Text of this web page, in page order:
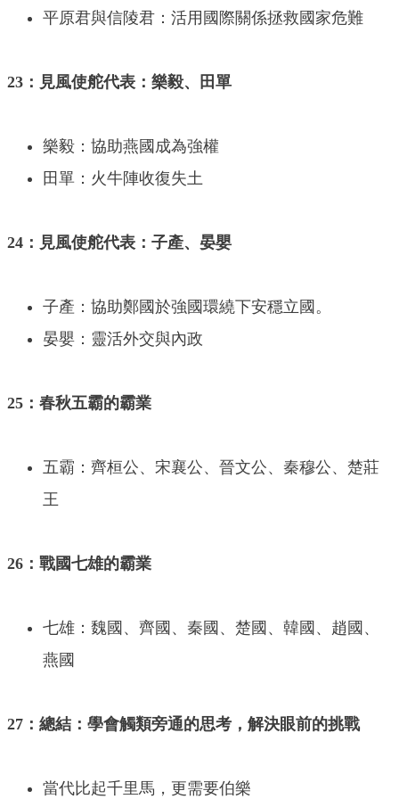
平原君與信陵君：活用國際關係拯救國家危難
23：見風使舵代表：樂毅、田單
樂毅：協助燕國成為強權
田單：火牛陣收復失土
24：見風使舵代表：子產、晏嬰
子產：協助鄭國於強國環繞下安穩立國。
晏嬰：靈活外交與內政
25：春秋五霸的霸業
五霸：齊桓公、宋襄公、晉文公、秦穆公、楚莊
王
26：戰國七雄的霸業
七雄：魏國、齊國、秦國、楚國、韓國、趙國、
燕國
27：總結：學會觸類旁通的思考，解決眼前的挑戰
當代比起千里馬，更需要伯樂